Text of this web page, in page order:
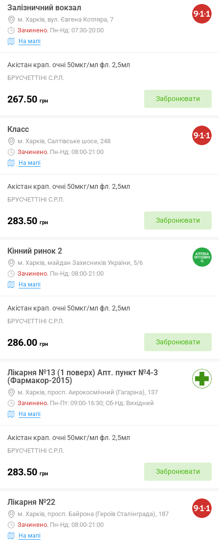
Залізничний вокзал
м. Харків, вул. Євгена Котляра, 7
Зачинено. Пн-Нд: 07:30-20:00
На мапі
Акістан крап. очні 50мкг/мл фл. 2,5мл
БРУСЧЕТТІНІ С.Р.Л.
267.50 грн Забронювати
Класс
м. Харків, Салтівське шосе, 248
Зачинено. Пн-Нд: 08:00-21:00
На мапі
Акістан крап. очні 50мкг/мл фл. 2,5мл
БРУСЧЕТТІНІ С.Р.Л.
283.50 грн Забронювати
Кінний ринок 2
м. Харків, майдан Захисників України, 5/6
Зачинено. Пн-Нд: 08:00-21:00
На мапі
Акістан крап. очні 50мкг/мл фл. 2,5мл
БРУСЧЕТТІНІ С.Р.Л.
286.00 грн Забронювати
Лікарня №13 (1 поверх) Апт. пункт №4-3
(Фармакор-2015)
м. Харків, просп. Аерокосмічний (Гагаріна), 137
Зачинено. Пн-Пт: 09:00-16:30; Сб-Нд: Вихідний
На мапі
Акістан крап. очні 50мкг/мл фл. 2,5мл
БРУСЧЕТТІНІ С.Р.Л.
283.50 грн Забронювати
Лікарня №22
м. Харків, просп. Байрона (Героїв Сталінграда), 187
Зачинено. Пн-Нд: 08:00-21:00
На мапі